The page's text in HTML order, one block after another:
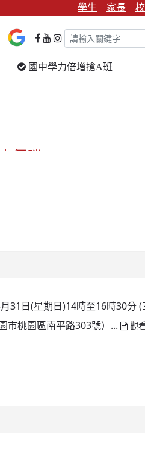
學生 家長
國中學力倍增搶A班
優勝
31日(星期日)14時至16時30分
市桃園區南平路303號）...
觀